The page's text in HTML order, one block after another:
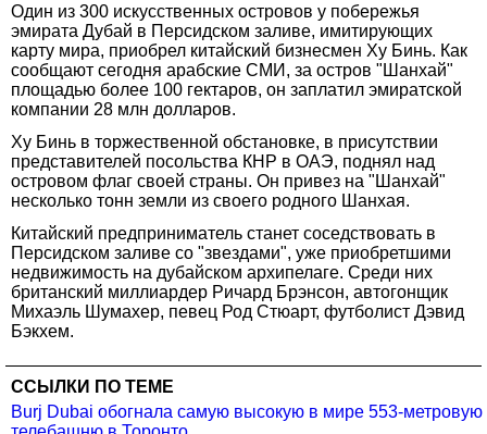
Один из 300 искусственных островов у побережья
эмирата Дубай в Персидском заливе, имитирующих
карту мира, приобрел китайский бизнесмен Ху Бинь. Как
сообщают сегодня арабские СМИ, за остров "Шанхай"
площадью более 100 гектаров, он заплатил эмиратской
компании 28 млн долларов.
Ху Бинь в торжественной обстановке, в присутствии
представителей посольства КНР в ОАЭ, поднял над
островом флаг своей страны. Он привез на "Шанхай"
несколько тонн земли из своего родного Шанхая.
Китайский предприниматель станет соседствовать в
Персидском заливе со "звездами", уже приобретшими
недвижимость на дубайском архипелаге. Среди них
британский миллиардер Ричард Брэнсон, автогонщик
Михаэль Шумахер, певец Род Стюарт, футболист Дэвид
Бэкхем.
ССЫЛКИ ПО ТЕМЕ
Burj Dubai обогнала самую высокую в мире 553-метровую